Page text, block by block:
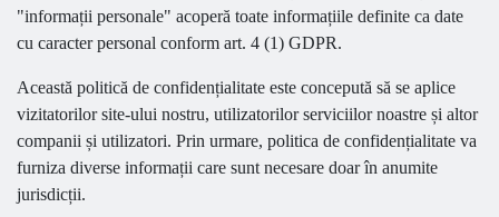
"informații personale" acoperă toate informațiile definite ca date
cu caracter personal conform art. 4 (1) GDPR.
Această politică de confidențialitate este concepută să se aplice
vizitatorilor site-ului nostru, utilizatorilor serviciilor noastre și altor
companii și utilizatori. Prin urmare, politica de confidențialitate va
furniza diverse informații care sunt necesare doar în anumite
jurisdicții.